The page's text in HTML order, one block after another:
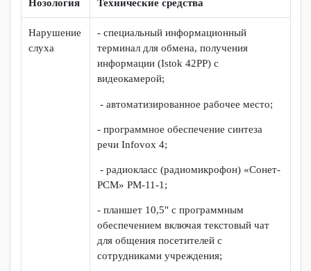
ЛИЦАМИ С ОГРАНИЧЕННЫМИ
(обеспечение доступности профессионального
образования и обучения для инвалидов и лиц с ОВЗ)
В КГБ ПОУ «ККТиС» в соответствии с требованиями
лиц с ограниченными возможностями здоровья в
профессиональных образовательных организациях
имеются технические средства, позволяющие лицам с
инвалидностью и ОВЗ получать профессиональное
Технические средства
- специальный информационный